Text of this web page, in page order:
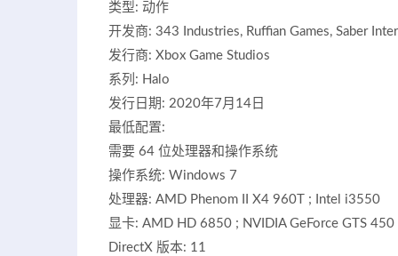
类型: 动作
开发商: 343 Industries, Ruffian Games, Saber
发行商: Xbox Game Studios
系列: Halo
发行日期: 2020年7月14日
最低配置:
需要 64 位处理器和操作系统
操作系统: Windows 7
处理器: AMD Phenom II X4 960T ; Intel i3550
显卡: AMD HD 6850 ; NVIDIA GeForce GTS 450
DirectX 版本: 11